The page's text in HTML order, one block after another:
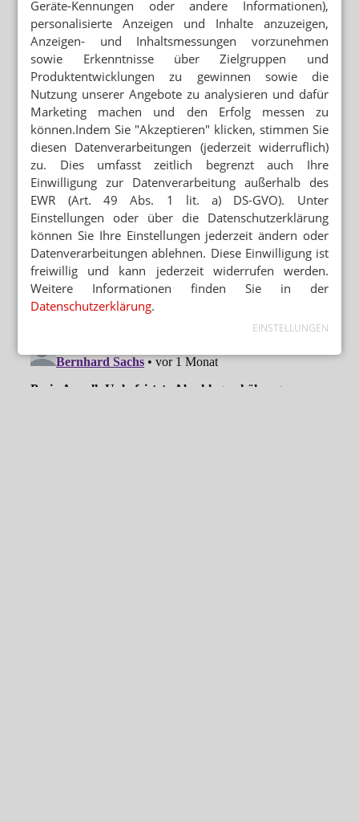
Geräte-Kennungen oder andere Informationen),
personalisierte Anzeigen und Inhalte anzuzeigen,
Anzeigen- und Inhaltsmessungen vorzunehmen
sowie Erkenntnisse über Zielgruppen und
Produktentwicklungen zu gewinnen sowie die
Nutzung unserer Angebote zu analysieren und dafür
Marketing machen und den Erfolg messen zu
können.Indem Sie "Akzeptieren" klicken, stimmen Sie
diesen Datenverarbeitungen (jederzeit widerruflich)
zu. Dies umfasst zeitlich begrenzt auch Ihre
Einwilligung zur Datenverarbeitung außerhalb des
EWR (Art. 49 Abs. 1 lit. a) DS-GVO). Unter
Einstellungen oder über die Datenschutzerklärung
können Sie Ihre Einstellungen jederzeit ändern oder
Datenverarbeitungen ablehnen. Diese Einwilligung ist
freiwillig und kann jederzeit widerrufen werden.
Weitere Informationen finden Sie in der
Datenschutzerklärung.
EINSTELLUNGEN